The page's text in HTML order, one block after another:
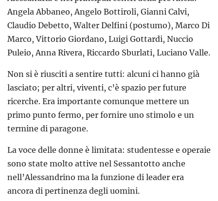
Angela Abbaneo, Angelo Bottiroli, Gianni Calvi,
Claudio Debetto, Walter Delfini (postumo), Marco Di
Marco, Vittorio Giordano, Luigi Gottardi, Nuccio
Puleio, Anna Rivera, Riccardo Sburlati, Luciano Valle.
Non si è riusciti a sentire tutti: alcuni ci hanno già
lasciato; per altri, viventi, c’è spazio per future
ricerche. Era importante comunque mettere un
primo punto fermo, per fornire uno stimolo e un
termine di paragone.
La voce delle donne è limitata: studentesse e operaie
sono state molto attive nel Sessantotto anche
nell’Alessandrino ma la funzione di leader era
ancora di pertinenza degli uomini.